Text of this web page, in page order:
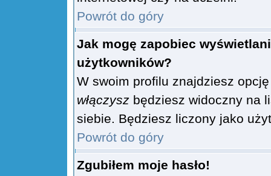
Powrót do góry
Jak mogę zapobiec
użytkowników?
W swoim profilu znajdziesz
włączysz będziesz widoczny na
siebie. Będziesz liczony jako
Powrót do góry
Zgubiłem moje hasło!